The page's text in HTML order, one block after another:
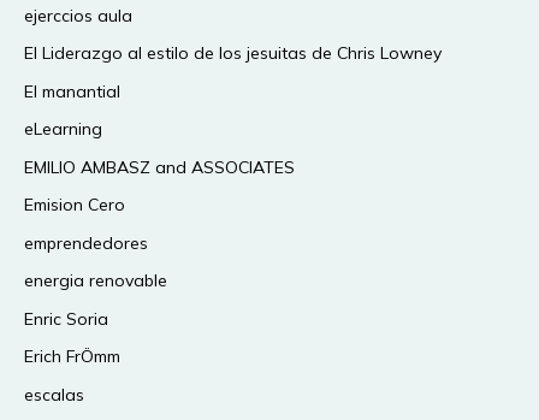
ejerccios aula
El Liderazgo al estilo de los jesuitas de Chris Lowney
El manantial
eLearning
EMILIO AMBASZ and ASSOCIATES
Emision Cero
emprendedores
energia renovable
Enric Soria
Erich FrÖmm
escalas